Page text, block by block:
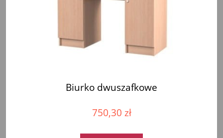
Biurko dwuszafkowe
750,30 zł